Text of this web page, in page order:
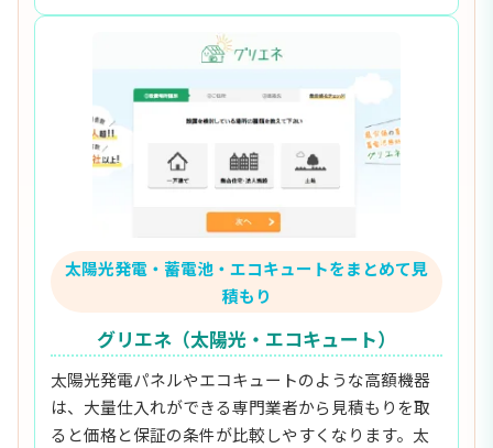
太陽光発電・蓄電池・エコキュートをまとめて見
積もり
グリエネ（太陽光・エコキュート）
太陽光発電パネルやエコキュートのような高額機器
は、大量仕入れができる専門業者から見積もりを取
ると価格と保証の条件が比較しやすくなります。太